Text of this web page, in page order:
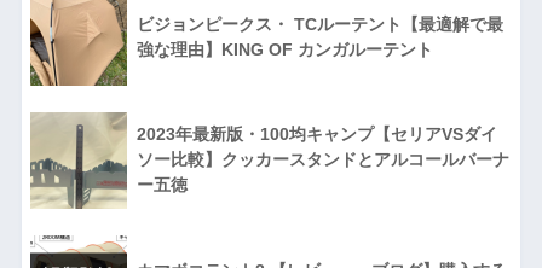
ビジョンピークス・ TCルーテント【最適解で最
強な理由】KING OF カンガルーテント
2023年最新版・100均キャンプ【セリアVSダイ
ソー比較】クッカースタンドとアルコールバーナ
ー五徳